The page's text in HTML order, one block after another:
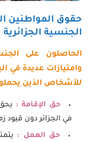
حقوق المواطنين
الجنسية الجزائرية
الحاصلون على
وامتيازات عديدة في
للأشخاص الذين
حق الإقامة :
في الجزائر دون قيود
حق العمل :